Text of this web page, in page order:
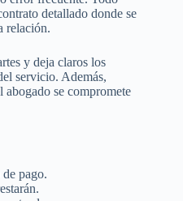
detallado donde se
relación.
y deja claros los
servicio. Además,
se compromete
pago.